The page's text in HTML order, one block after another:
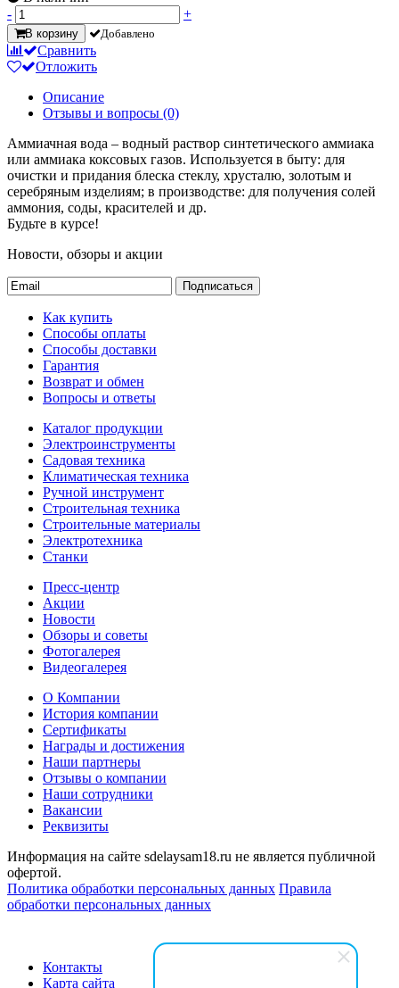
-
+
В корзину Добавлено
Сравнить
Отложить
Описание
Отзывы и вопросы (0)
Аммиачная вода – водный раствор синтетического аммиака
или аммиака коксовых газов. Используется в быту: для
очистки и придания блеска стеклу, хрусталю, золотым и
серебряным изделиям; в производстве: для получения солей
аммония, соды, красителей и др.
Будьте в курсе!
Новости, обзоры и акции
Подписаться
Как купить
Способы оплаты
Способы доставки
Гарантия
Возврат и обмен
Вопросы и ответы
Каталог продукции
Электроинструменты
Садовая техника
Климатическая техника
Ручной инструмент
Строительная техника
Строительные материалы
Электротехника
Станки
Пресс-центр
Акции
Новости
Обзоры и советы
Фотогалерея
Видеогалерея
О Компании
История компании
Сертификаты
Награды и достижения
Наши партнеры
Отзывы о компании
Наши сотрудники
Вакансии
Реквизиты
Информация на сайте sdelaysam18.ru не является публичной
офертой.
Политика обработки персональных данных Правила
обработки персональных данных
Контакты
Карта сайта